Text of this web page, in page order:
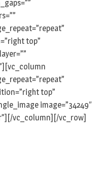
top”
top”
image=”34249″
vc_column][/vc_row]